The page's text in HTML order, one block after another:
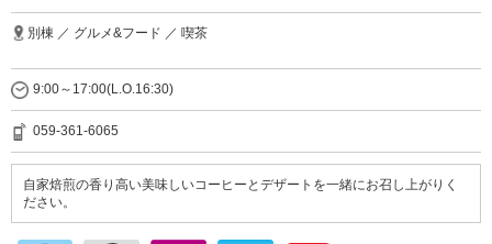
別棟 ／ グルメ&フード ／ 喫茶
9:00～17:00(L.O.16:30)
059-361-6065
自家焙煎の香り高い美味しいコーヒーとデザートを一緒にお召し上がりく
ださい。